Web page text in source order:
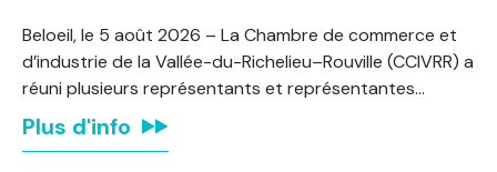
Beloeil, le 5 août 2026 – La Chambre de commerce et
d’industrie de la Vallée-du-Richelieu–Rouville (CCIVRR) a
réuni plusieurs représentants et représentantes…
Plus d'info